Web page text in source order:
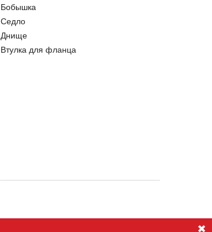
Бобышка
Седло
Днище
Втулка для фланца